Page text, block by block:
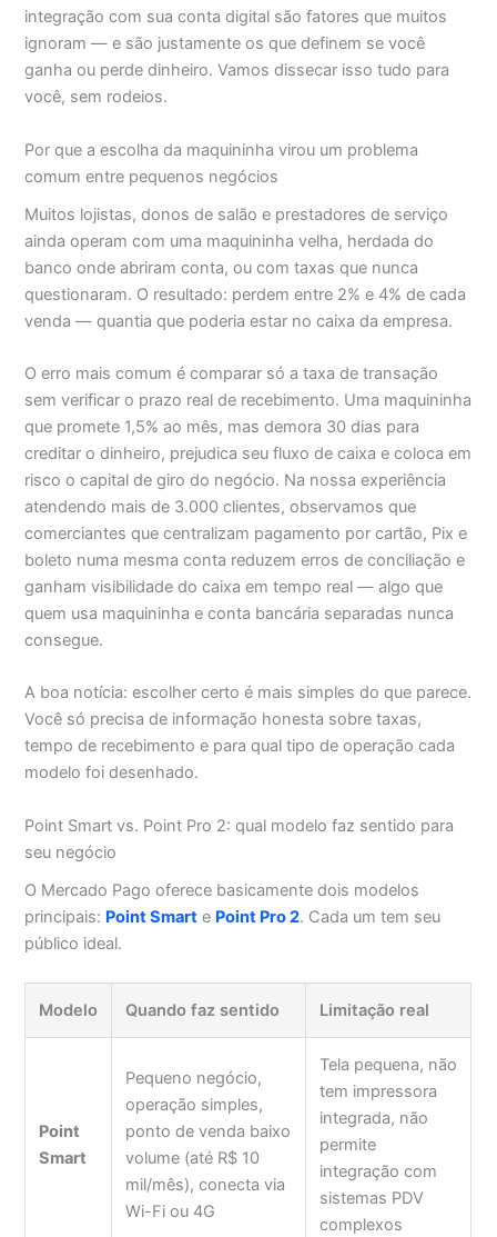
integração com sua conta digital são fatores que muitos
ignoram — e são justamente os que definem se você
ganha ou perde dinheiro. Vamos dissecar isso tudo para
você, sem rodeios.
Por que a escolha da maquininha virou um problema
comum entre pequenos negócios
Muitos lojistas, donos de salão e prestadores de serviço
ainda operam com uma maquininha velha, herdada do
banco onde abriram conta, ou com taxas que nunca
questionaram. O resultado: perdem entre 2% e 4% de cada
venda — quantia que poderia estar no caixa da empresa.
O erro mais comum é comparar só a taxa de transação
sem verificar o prazo real de recebimento. Uma maquininha
que promete 1,5% ao mês, mas demora 30 dias para
creditar o dinheiro, prejudica seu fluxo de caixa e coloca em
risco o capital de giro do negócio. Na nossa experiência
atendendo mais de 3.000 clientes, observamos que
comerciantes que centralizam pagamento por cartão, Pix e
boleto numa mesma conta reduzem erros de conciliação e
ganham visibilidade do caixa em tempo real — algo que
quem usa maquininha e conta bancária separadas nunca
consegue.
A boa notícia: escolher certo é mais simples do que parece.
Você só precisa de informação honesta sobre taxas,
tempo de recebimento e para qual tipo de operação cada
modelo foi desenhado.
Point Smart vs. Point Pro 2: qual modelo faz sentido para
seu negócio
O Mercado Pago oferece basicamente dois modelos
principais: Point Smart e Point Pro 2. Cada um tem seu
público ideal.
Modelo Quando faz sentido Limitação real
Point
Smart
Pequeno negócio,
operação simples,
ponto de venda baixo
volume (até R$ 10
mil/mês), conecta via
Wi-Fi ou 4G
Tela pequena, não
tem impressora
integrada, não
permite
integração com
sistemas PDV
complexos